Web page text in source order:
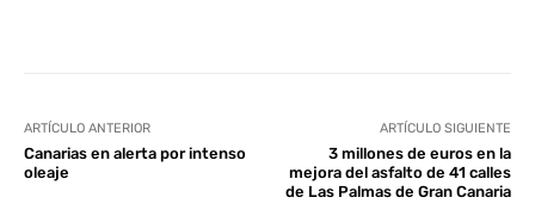
ARTÍCULO ANTERIOR
Canarias en alerta por intenso
oleaje
ARTÍCULO SIGUIENTE
3 millones de euros en la
mejora del asfalto de 41 calles
de Las Palmas de Gran Canaria